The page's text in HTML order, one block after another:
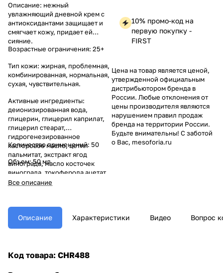
Описание: нежный
увлажняющий дневной крем с
антиоксидантами защищает и
смягчает кожу, придает ей
сияние.
Возрастные ограничения: 25+
Тип кожи: жирная, проблемная,
комбинированная, нормальная,
сухая, чувствительная.
Активные ингредиенты:
деионизированная вода,
глицерин, глицерил каприлат,
глицерил стеарат,
гидрогенезированное
касторовое масло, цетил
пальмитат, экстракт ягод
винограда, масло косточек
винограда, токоферола ацетат,
ресвератрол, олигопептид-24.
Количество применений: 50
Объем: 50 мл
Все описание
10% промо-код на
первую покупку -
FIRST
Цена на товар является ценой,
утвержденной официальным
дистрибьютором бренда в
России. Любые отклонения от
цены производителя являются
нарушением правил продаж
бренда на территории России.
Будьте внимательны! С заботой
о Вас, mesoforia.ru
Описание Характеристики Видео Вопрос
Код товара: CHR488